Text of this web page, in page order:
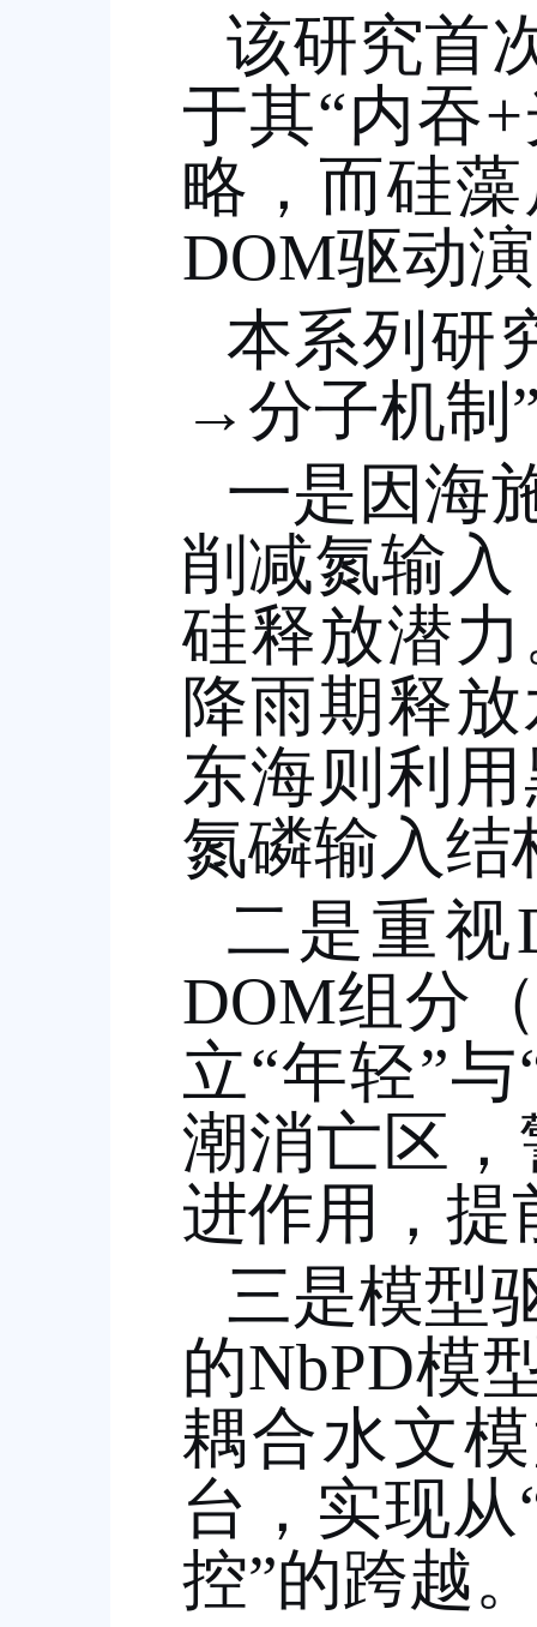
该研究首
于其“内吞+
略，而硅
DOM驱动
本系列研
→分子机制
一是因海
削减氮输入
硅释放潜
降雨期释
东海则利
氮磷输入结
二是重视
DOM组分
立“年轻”与
潮消亡区
进作用，提
三是模型
的NbPD模
耦合水文
台，实现从
控”的跨越